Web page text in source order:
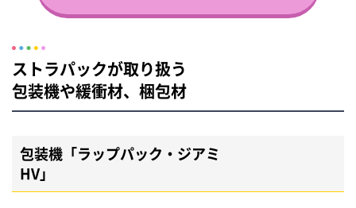
ストラパックが取り扱う
包装機や緩衝材、梱包材
包装機「ラップパック・ジアミ
HV」